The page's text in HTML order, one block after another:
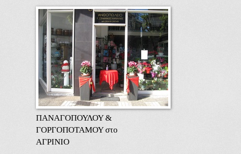
ΠΑΝΑΓΟΠΟΥΛΟΥ &
ΓΟΡΓΟΠΟΤΑΜΟΥ στο
ΑΓΡΙΝΙΟ